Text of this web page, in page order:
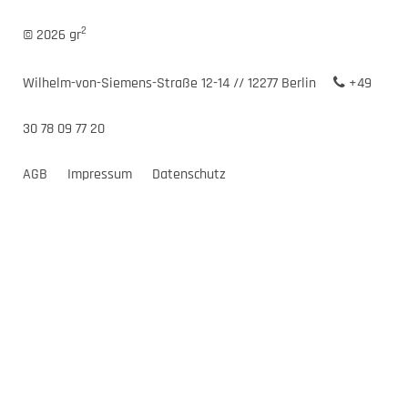
© 2026 gr2
Wilhelm-von-Siemens-Straße 12-14 // 12277 Berlin +49
30 78 09 77 20
AGB Impressum Datenschutz